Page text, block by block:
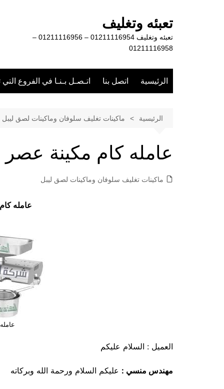
تعبئه وتغليف
تعبئه وتغليف 01211116954 – 01211116956 –
01211116958
الرئيسية اتصل بنا اتـصـل بـنـا في الفروع
الرئيسية ماكينات تغليف سلوفان وماكينات لصق ليبل
عامله كام مكينة عصر
ماكينات تغليف سلوفان وماكينات لصق ليبل
عامله كام
العميل : السلام عليكم
مهندس منسي : عليكم السلام ورحمة الله وبركاته